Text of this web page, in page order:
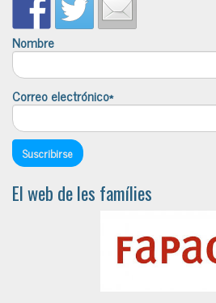
Nombre
Correo electrónico*
El web de les famílies